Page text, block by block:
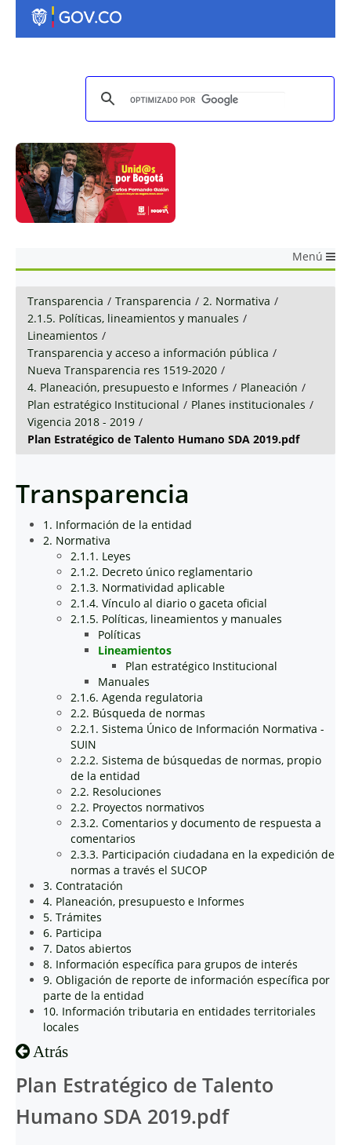
Menú
Transparencia / Transparencia / 2. Normativa /
2.1.5. Políticas, lineamientos y manuales /
Lineamientos /
Transparencia y acceso a información pública /
Nueva Transparencia res 1519-2020 /
4. Planeación, presupuesto e Informes / Planeación /
Plan estratégico Institucional / Planes institucionales /
Vigencia 2018 - 2019 /
Plan Estratégico de Talento Humano SDA 2019.pdf
Transparencia
1. Información de la entidad
2. Normativa
2.1.1. Leyes
2.1.2. Decreto único reglamentario
2.1.3. Normatividad aplicable
2.1.4. Vínculo al diario o gaceta oficial
2.1.5. Políticas, lineamientos y manuales
Políticas
Lineamientos
Plan estratégico Institucional
Manuales
2.1.6. Agenda regulatoria
2.2. Búsqueda de normas
2.2.1. Sistema Único de Información Normativa -
SUIN
2.2.2. Sistema de búsquedas de normas, propio
de la entidad
2.2. Resoluciones
2.2. Proyectos normativos
2.3.2. Comentarios y documento de respuesta a
comentarios
2.3.3. Participación ciudadana en la expedición de
normas a través el SUCOP
3. Contratación
4. Planeación, presupuesto e Informes
5. Trámites
6. Participa
7. Datos abiertos
8. Información específica para grupos de interés
9. Obligación de reporte de información específica por
parte de la entidad
10. Información tributaria en entidades territoriales
locales
Atrás
Plan Estratégico de Talento
Humano SDA 2019.pdf